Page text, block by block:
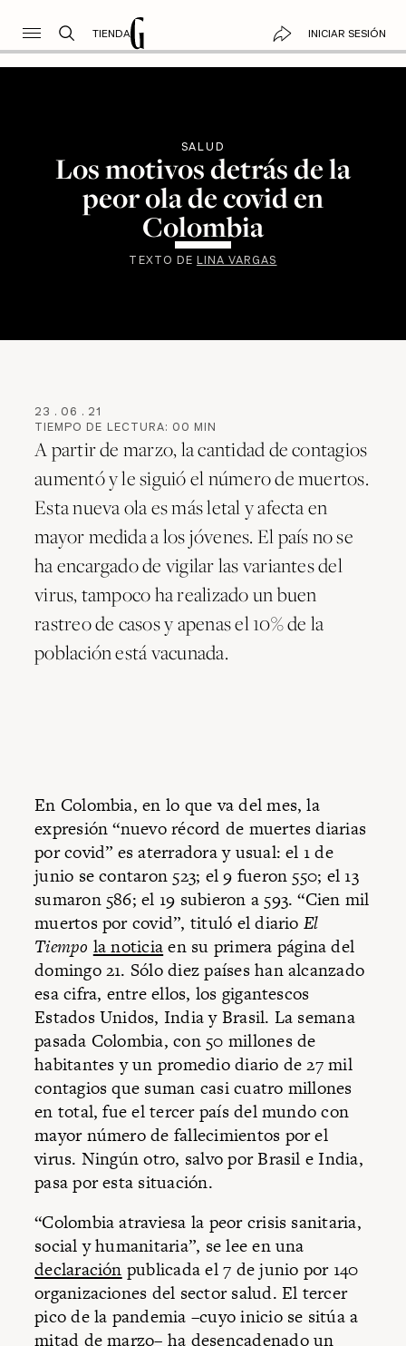
TIENDA INICIAR SESIÓN
SALUD
Los motivos detrás de la
peor ola de covid en
Colombia
TEXTO DE LINA VARGAS
23 . 06 . 21
TIEMPO DE LECTURA: 00 MIN
A partir de marzo, la cantidad de contagios
aumentó y le siguió el número de muertos.
Esta nueva ola es más letal y afecta en
mayor medida a los jóvenes. El país no se
ha encargado de vigilar las variantes del
virus, tampoco ha realizado un buen
rastreo de casos y apenas el 10% de la
población está vacunada.
En Colombia, en lo que va del mes, la
expresión “nuevo récord de muertes diarias
por covid” es aterradora y usual: el 1 de
junio se contaron 523; el 9 fueron 550; el 13
sumaron 586; el 19 subieron a 593. “Cien mil
muertos por covid”, tituló el diario El
Tiempo la noticiaen su primera página del
domingo 21. Sólo diez países han alcanzado
esa cifra, entre ellos, los gigantescos
Estados Unidos, India y Brasil. La semana
pasada Colombia, con 50 millones de
habitantes y un promedio diario de 27 mil
contagios que suman casi cuatro millones
en total, fue el tercer país del mundo con
mayor número de fallecimientos por el
virus. Ningún otro, salvo por Brasil e India,
pasa por esta situación.
“Colombia atraviesa la peor crisis sanitaria,
social y humanitaria”, se lee en una
declaración publicada el 7 de junio por 140
organizaciones del sector salud. El tercer
pico de la pandemia –cuyo inicio se sitúa a
mitad de marzo– ha desencadenado un